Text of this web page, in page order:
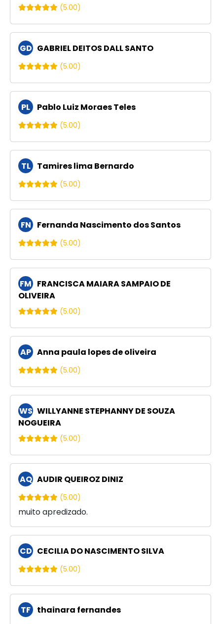
(5.00)
GD GABRIEL DEITOS DALL SANTO
(5.00)
PL Pablo Luiz Moraes Teles
(5.00)
TL Tamires lima Bernardo
(5.00)
FN Fernanda Nascimento dos Santos
(5.00)
FM FRANCISCA MAIARA SAMPAIO DE
OLIVEIRA
(5.00)
AP Anna paula lopes de oliveira
(5.00)
WS WILLYANNE STEPHANNY DE SOUZA
NOGUEIRA
(5.00)
AQ AUDIR QUEIROZ DINIZ
(5.00)
muito apredizado.
CD CECILIA DO NASCIMENTO SILVA
(5.00)
TF thainara fernandes